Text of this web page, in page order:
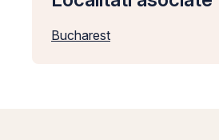
Bucharest